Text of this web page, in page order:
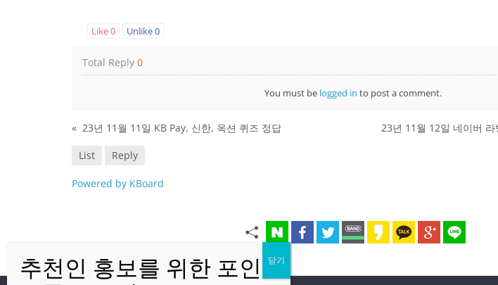
Like0 Unlike0
Total Reply 0
You must be logged in to post a comment.
« 23년 11월 11일 KB Pay, 신한, 옥션 퀴즈 정답
List Reply
Powered by KBoard